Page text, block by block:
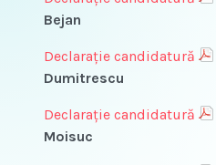
Bejan
Declarație candidatură
Dumitrescu
Declarație candidatură
Moisuc